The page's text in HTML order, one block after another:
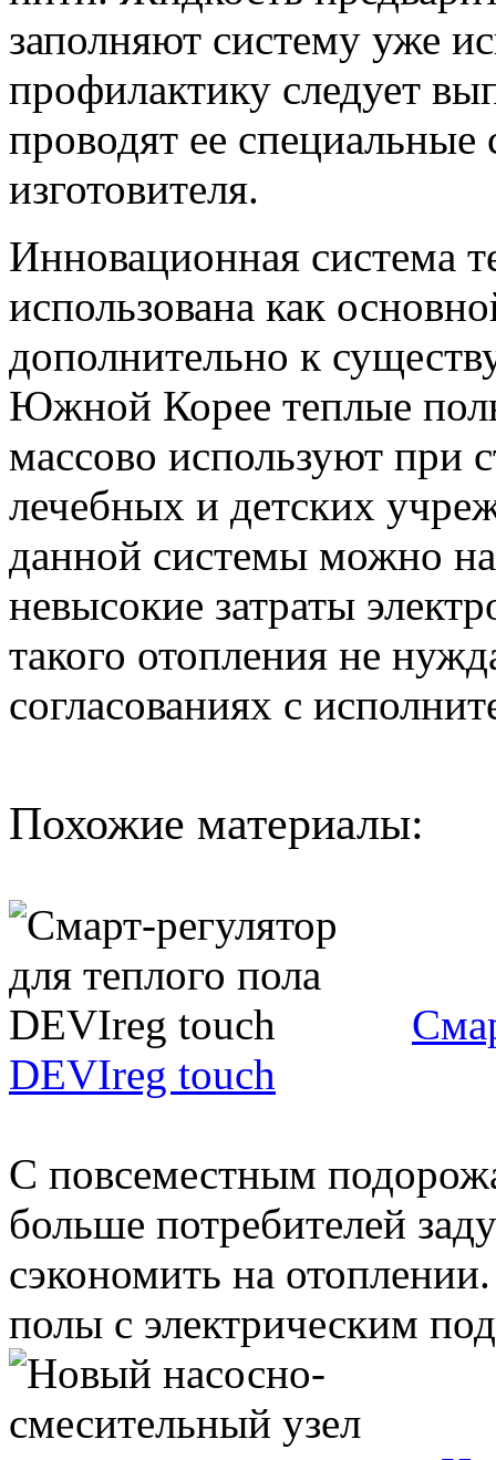
заполняют систему уже
профилактику следует
проводят ее
изготовителя.
Инновационная система
использована как
дополнительно к
Южной Корее теплые
массово используют при
лечебных и детских
данной системы можно
невысокие затраты
такого отопления не
согласованиях с
Похожие материалы:
DEVIreg touch
С повсеместным
больше потребителей
сэкономить на
полы с электрическим